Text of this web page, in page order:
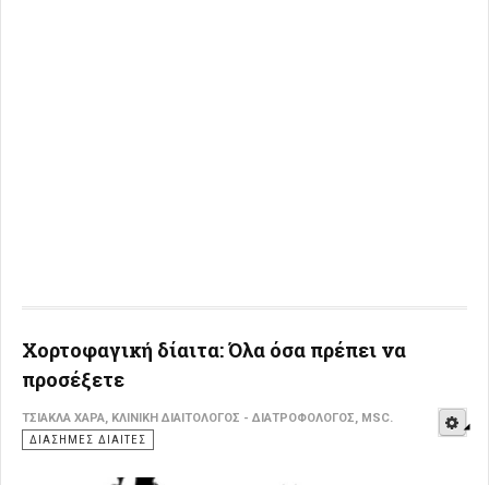
Χορτοφαγική δίαιτα: Όλα όσα πρέπει να
προσέξετε
ΤΣΙΆΚΛΑ ΧΑΡΆ, ΚΛΙΝΙΚΉ ΔΙΑΙΤΟΛΌΓΟΣ - ΔΙΑΤΡΟΦΟΛΌΓΟΣ, MSC.
ΔΙΆΣΗΜΕΣ ΔΊΑΙΤΕΣ